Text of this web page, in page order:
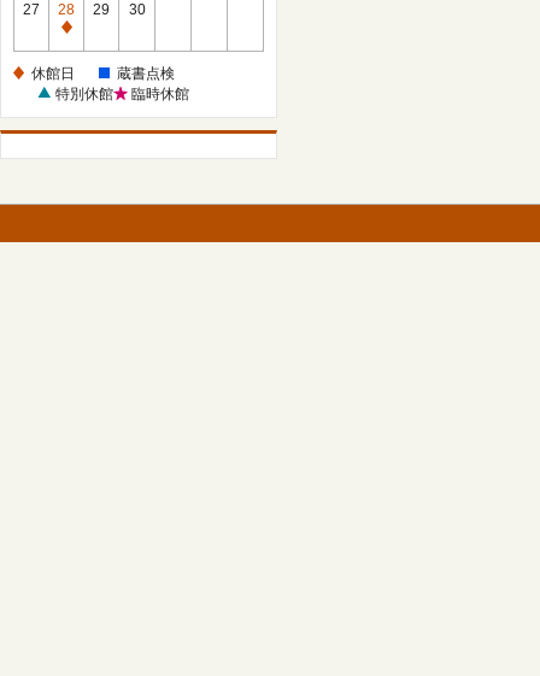
27
28
休
日
29 30
休館日
蔵書点検
特別休館
臨時休館